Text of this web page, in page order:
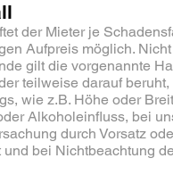
der Mieter je
Aufpreis möglich.
gilt die vorgenannte
teilweise darauf
wie z.B. Höhe oder
Alkoholeinfluss, bei
durch Vorsatz
bei Nichtbeachtung